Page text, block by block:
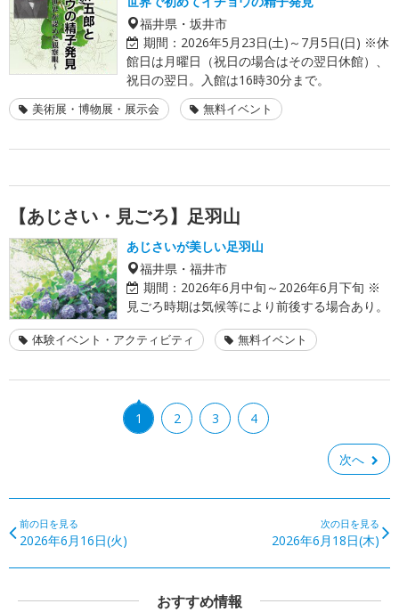
福井県・坂井市
期間： 2026年5月23日(土)～7月5日(日) ※休
館日は月曜日（祝日の場合はその翌日休館）、
祝日の翌日。入館は16時30分まで。
美術展・博物展・展示会 無料イベント
【あじさい・見ごろ】足羽山
あじさいが美しい足羽山
福井県・福井市
期間： 2026年6月中旬～2026年6月下旬 ※
見ごろ時期は気候等により前後する場合あり。
体験イベント・アクティビティ 無料イベント
1 2 3 4
次へ
前の日を見る
2026年6月16日(火)
次の日を見る
2026年6月18日(木)
おすすめ情報